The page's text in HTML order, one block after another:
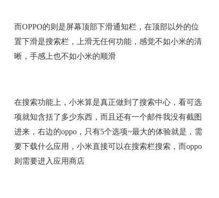
而OPPO的则是屏幕顶部下滑通知栏，在顶部以外的位
置下滑是搜索栏，上滑无任何功能，感觉不如小米的清
晰，手感上也不如小米的顺滑
在搜索功能上，小米算是真正做到了搜索中心，看可选
项就知含括了多少东西，而且还有一个邮件我没有截图
进来，右边的oppo，只有5个选项~最大的体验就是，需
要下载什么应用，小米直接可以在搜索栏搜索，而oppo
则需要进入应用商店